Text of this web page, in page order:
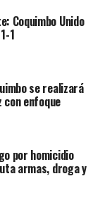
Coquimbo Unido
1
se realizará
con enfoque
por homicidio
armas, droga y